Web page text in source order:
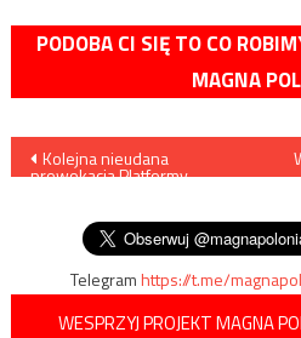
PODOBA CI SIĘ TO CO
MAGNA
Nawigacja
Kolejna nieudana
prowokacja Platformy
Telegramhttps://t.me/
WESPRZYJ PROJEKT MAGNA